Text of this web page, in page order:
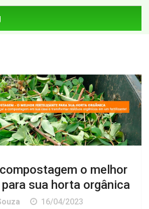
o melhor
sua horta orgânica
16/04/2023